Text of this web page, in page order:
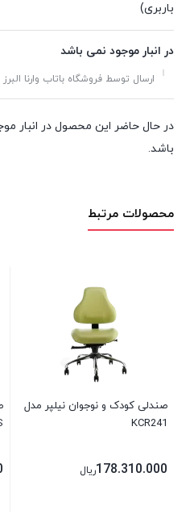
باربری)
در انبار موجود نمی باشد
ارسال توسط فروشگاه باتاب وارنا البرز
در حال حاضر این محصول در انبار
باشد.
محصولات مرتبط
صندلی کودک و نوجوان نیلپر مدل
KCR241
178.310.000ریال